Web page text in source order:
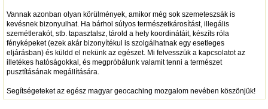
Vannak azonban olyan körülmények, amikor még sok szemeteszsák is
kevésnek bizonyulhat. Ha bárhol súlyos természetkárosítást, illegális
szemétlerakót, stb. tapasztalsz, tárold a hely koordinátáit, készíts róla
fényképeket (ezek akár bizonyítékul is szolgálhatnak egy esetleges
eljárásban) és küldd el nekünk az egészet. Mi felvesszük a kapcsolatot az
illetékes hatóságokkal, és megpróbálunk valamit tenni a természet
pusztításának megállítására.
Segítségeteket az egész magyar geocaching mozgalom nevében köszönjük!